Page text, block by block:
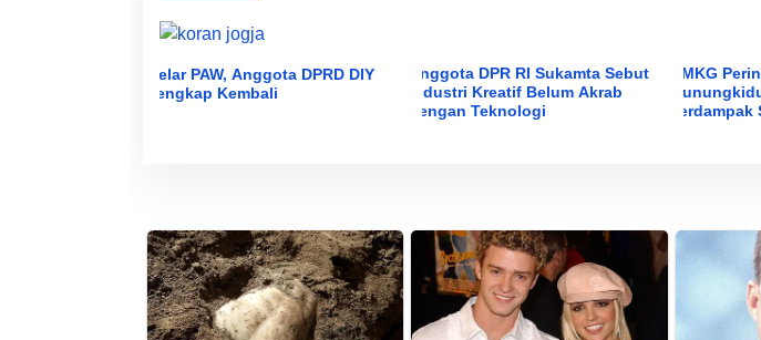
Gelar PAW, Anggota DPRD DIY
Lengkap Kembali
Anggota DPR RI Sukamta Sebut
Industri Kreatif Belum Akrab
dengan Teknologi
BMKG